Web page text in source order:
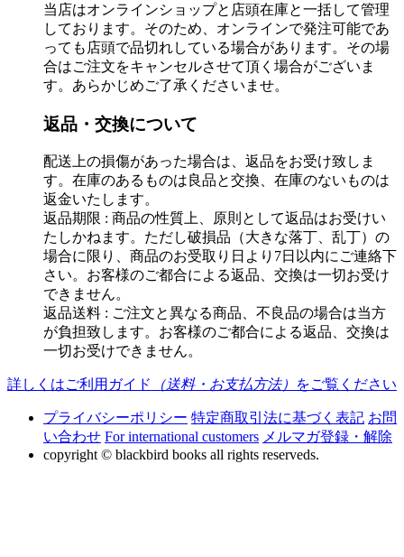
当店はオンラインショップと店頭在庫と一括して管理
しております。そのため、オンラインで発注可能であ
っても店頭で品切れしている場合があります。その場
合はご注文をキャンセルさせて頂く場合がございま
す。あらかじめご了承くださいませ。
返品・交換について
配送上の損傷があった場合は、返品をお受け致しま
す。在庫のあるものは良品と交換、在庫のないものは
返金いたします。
返品期限 : 商品の性質上、原則として返品はお受けい
たしかねます。ただし破損品（大きな落丁、乱丁）の
場合に限り、商品のお受取り日より7日以内にご連絡下
さい。お客様のご都合による返品、交換は一切お受け
できません。
返品送料 : ご注文と異なる商品、不良品の場合は当方
が負担致します。お客様のご都合による返品、交換は
一切お受けできません。
詳しくはご利用ガイド （送料・お支払方法） をご覧ください
プライバシーポリシー 特定商取引法に基づく表記 お問
い合わせ For international customers メルマガ登録・解除
copyright © blackbird books all rights reserveds.